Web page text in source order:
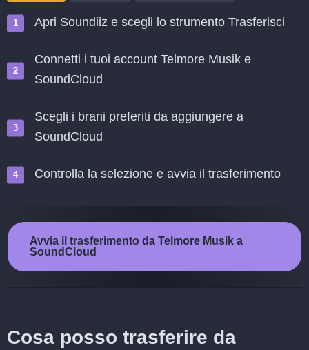
Apri Soundiiz e scegli lo strumento Trasferisci
Connetti i tuoi account Telmore Musik e
SoundCloud
Scegli i brani preferiti da aggiungere a
SoundCloud
Controlla la selezione e avvia il trasferimento
Avvia il trasferimento da Telmore Musik a
SoundCloud
Cosa posso trasferire da